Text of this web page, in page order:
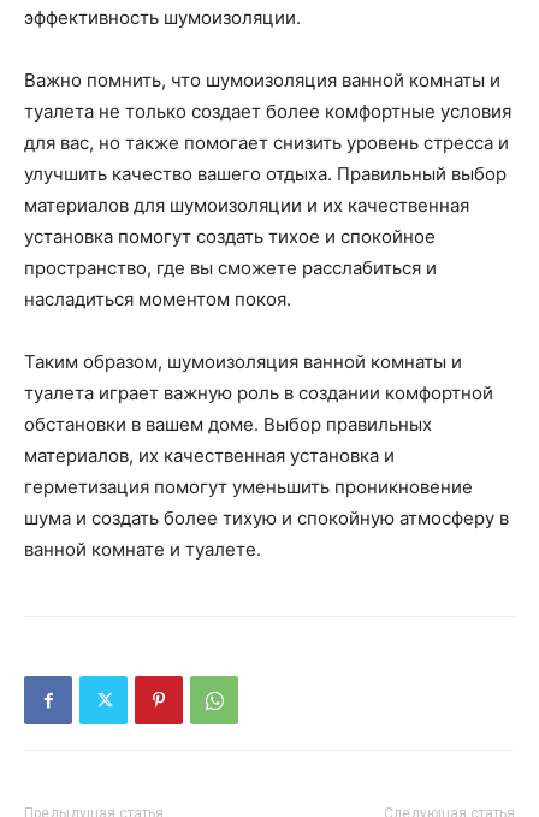
эффективность шумоизоляции.
Важно помнить, что шумоизоляция ванной комнаты и
туалета не только создает более комфортные условия
для вас, но также помогает снизить уровень стресса и
улучшить качество вашего отдыха. Правильный выбор
материалов для шумоизоляции и их качественная
установка помогут создать тихое и спокойное
пространство, где вы сможете расслабиться и
насладиться моментом покоя.
Таким образом, шумоизоляция ванной комнаты и
туалета играет важную роль в создании комфортной
обстановки в вашем доме. Выбор правильных
материалов, их качественная установка и
герметизация помогут уменьшить проникновение
шума и создать более тихую и спокойную атмосферу в
ванной комнате и туалете.
Предыдущая статья Следующая статья